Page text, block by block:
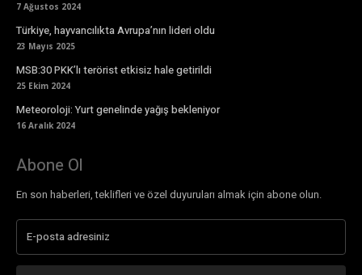
7 Ağustos 2024
Türkiye, hayvancılıkta Avrupa’nın lideri oldu
23 Mayıs 2025
MSB:30 PKK’lı terörist etkisiz hale getirildi
25 Ekim 2024
Meteoroloji: Yurt genelinde yağış bekleniyor
16 Aralık 2024
Abone Ol
En son haberleri, teklifleri ve özel duyuruları almak için abone olun.